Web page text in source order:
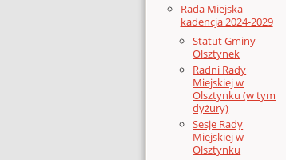
Rada Miejska
kadencja 2024-2029
Statut Gminy
Olsztynek
Radni Rady
Miejskiej w
Olsztynku (w tym
dyżury)
Sesje Rady
Miejskiej w
Olsztynku